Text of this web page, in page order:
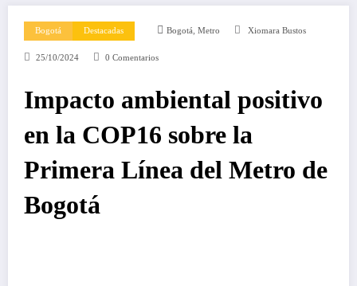
Bogotá Destacadas Bogotá Metro Xiomara Bustos
25/10/2024 0 Comentarios
Impacto ambiental positivo
en la COP16 sobre la
Primera Línea del Metro de
Bogotá